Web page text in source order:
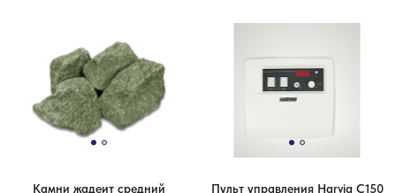
Камни жадеит средний
Пульт управления Harvia C150